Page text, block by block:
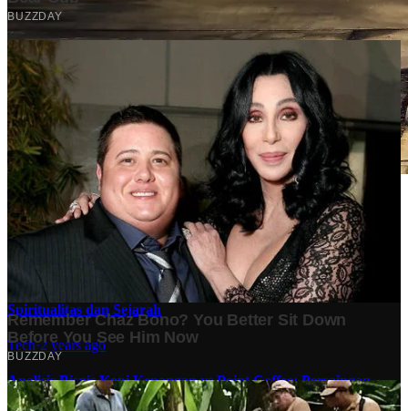
Stok BBM di Indonesia Hanya Tinggal 21 Hari, Apa
Dampaknya bagi Masyarakat?
5 months ago
10 Makam Wali di Banten: Tempat Suci yang Memancarkan
Spiritualitas dan Sejarah
Tech·2 years ago
Analisis Bisnis Kopi Kenangan vs Point Coffee: Persaingan
dalam Industri Kopi Indonesia